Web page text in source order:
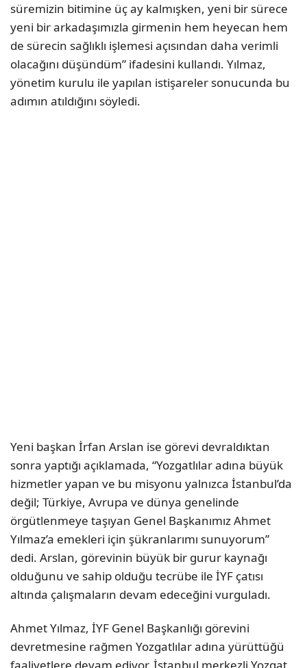
süremizin bitimine üç ay kalmışken, yeni bir sürece
yeni bir arkadaşımızla girmenin hem heyecan hem
de sürecin sağlıklı işlemesi açısından daha verimli
olacağını düşündüm” ifadesini kullandı. Yılmaz,
yönetim kurulu ile yapılan istişareler sonucunda bu
adımın atıldığını söyledi.
Yeni başkan İrfan Arslan ise görevi devraldıktan
sonra yaptığı açıklamada, “Yozgatlılar adına büyük
hizmetler yapan ve bu misyonu yalnızca İstanbul’da
değil; Türkiye, Avrupa ve dünya genelinde
örgütlenmeye taşıyan Genel Başkanımız Ahmet
Yılmaz’a emekleri için şükranlarımı sunuyorum”
dedi. Arslan, görevinin büyük bir gurur kaynağı
olduğunu ve sahip olduğu tecrübe ile İYF çatısı
altında çalışmaların devam edeceğini vurguladı.
Ahmet Yılmaz, İYF Genel Başkanlığı görevini
devretmesine rağmen Yozgatlılar adına yürüttüğü